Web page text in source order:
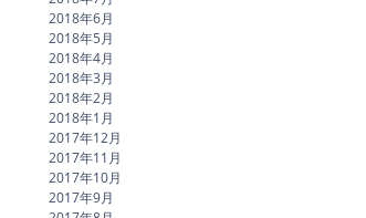
2018年6月
2018年5月
2018年4月
2018年3月
2018年2月
2018年1月
2017年12月
2017年11月
2017年10月
2017年9月